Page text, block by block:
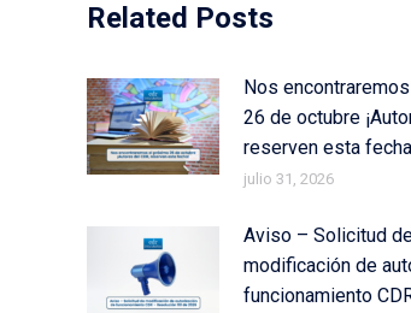
Related Posts
Nos
26 de octubre
reserven esta
julio 31, 2026
Aviso – Solicitud
modificación de
funcionamiento